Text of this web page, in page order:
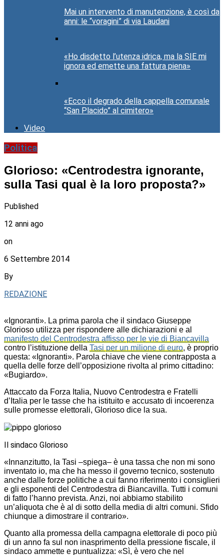
Mai un intervento di manutenzione, è così da
anni: le “voragini” di via Laudani
«Ho disdetto l’utenza idrica, ma la SIE mi
ignora ed emette una fattura piena»
«Ecco il degrado della cappella comunale
“San Placido” al cimitero»
Video
Politica
Glorioso: «Centrodestra ignorante,
sulla Tasi qual è la loro proposta?»
Published
12 anni ago
on
6 Settembre 2014
By
REDAZIONE
«Ignoranti». La prima parola che il sindaco Giuseppe
Glorioso utilizza per rispondere alle dichiarazioni e al
manifesto del Centrodestra affisso per le vie di Biancavilla
contro l’istituzione della Tasi per un milione di euro, è proprio
questa: «Ignoranti». Parola chiave che viene contrapposta a
quella delle forze dell’opposizione rivolta al primo cittadino:
«Bugiardo».
Attaccato da Forza Italia, Nuovo Centrodestra e Fratelli
d’Italia per le tasse che ha istituito e accusato di incoerenza
sulle promesse elettorali, Glorioso dice la sua.
Il sindaco Glorioso
«Innanzitutto, la Tasi –spiega– è una tassa che non mi sono
inventato io, ma che ha messo il governo tecnico, sostenuto
anche dalle forze politiche a cui fanno riferimento i consiglieri
e gli esponenti del Centrodestra di Biancavilla. Tutti i comuni
di fatto l’hanno prevista. Anzi, noi abbiamo stabilito
un’aliquota che è al di sotto della media di altri comuni. Sfido
chiunque a dimostrare il contrario».
Quanto alla promessa della campagna elettorale di poco più
di un anno fa sul non inasprimento della pressione fiscale, il
sindaco ammette e puntualizza: «Sì, è vero che nel